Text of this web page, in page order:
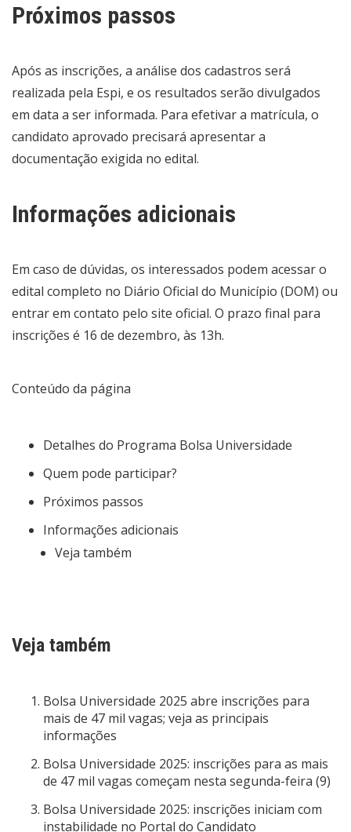
Próximos passos
Após as inscrições, a análise dos cadastros será
realizada pela Espi, e os resultados serão divulgados
em data a ser informada. Para efetivar a matrícula, o
candidato aprovado precisará apresentar a
documentação exigida no edital.
Informações adicionais
Em caso de dúvidas, os interessados podem acessar o
edital completo no Diário Oficial do Município (DOM) ou
entrar em contato pelo site oficial. O prazo final para
inscrições é 16 de dezembro, às 13h.
Conteúdo da página
Detalhes do Programa Bolsa Universidade
Quem pode participar?
Próximos passos
Informações adicionais
Veja também
Veja também
Bolsa Universidade 2025 abre inscrições para
mais de 47 mil vagas; veja as principais
informações
Bolsa Universidade 2025: inscrições para as mais
de 47 mil vagas começam nesta segunda-feira (9)
Bolsa Universidade 2025: inscrições iniciam com
instabilidade no Portal do Candidato